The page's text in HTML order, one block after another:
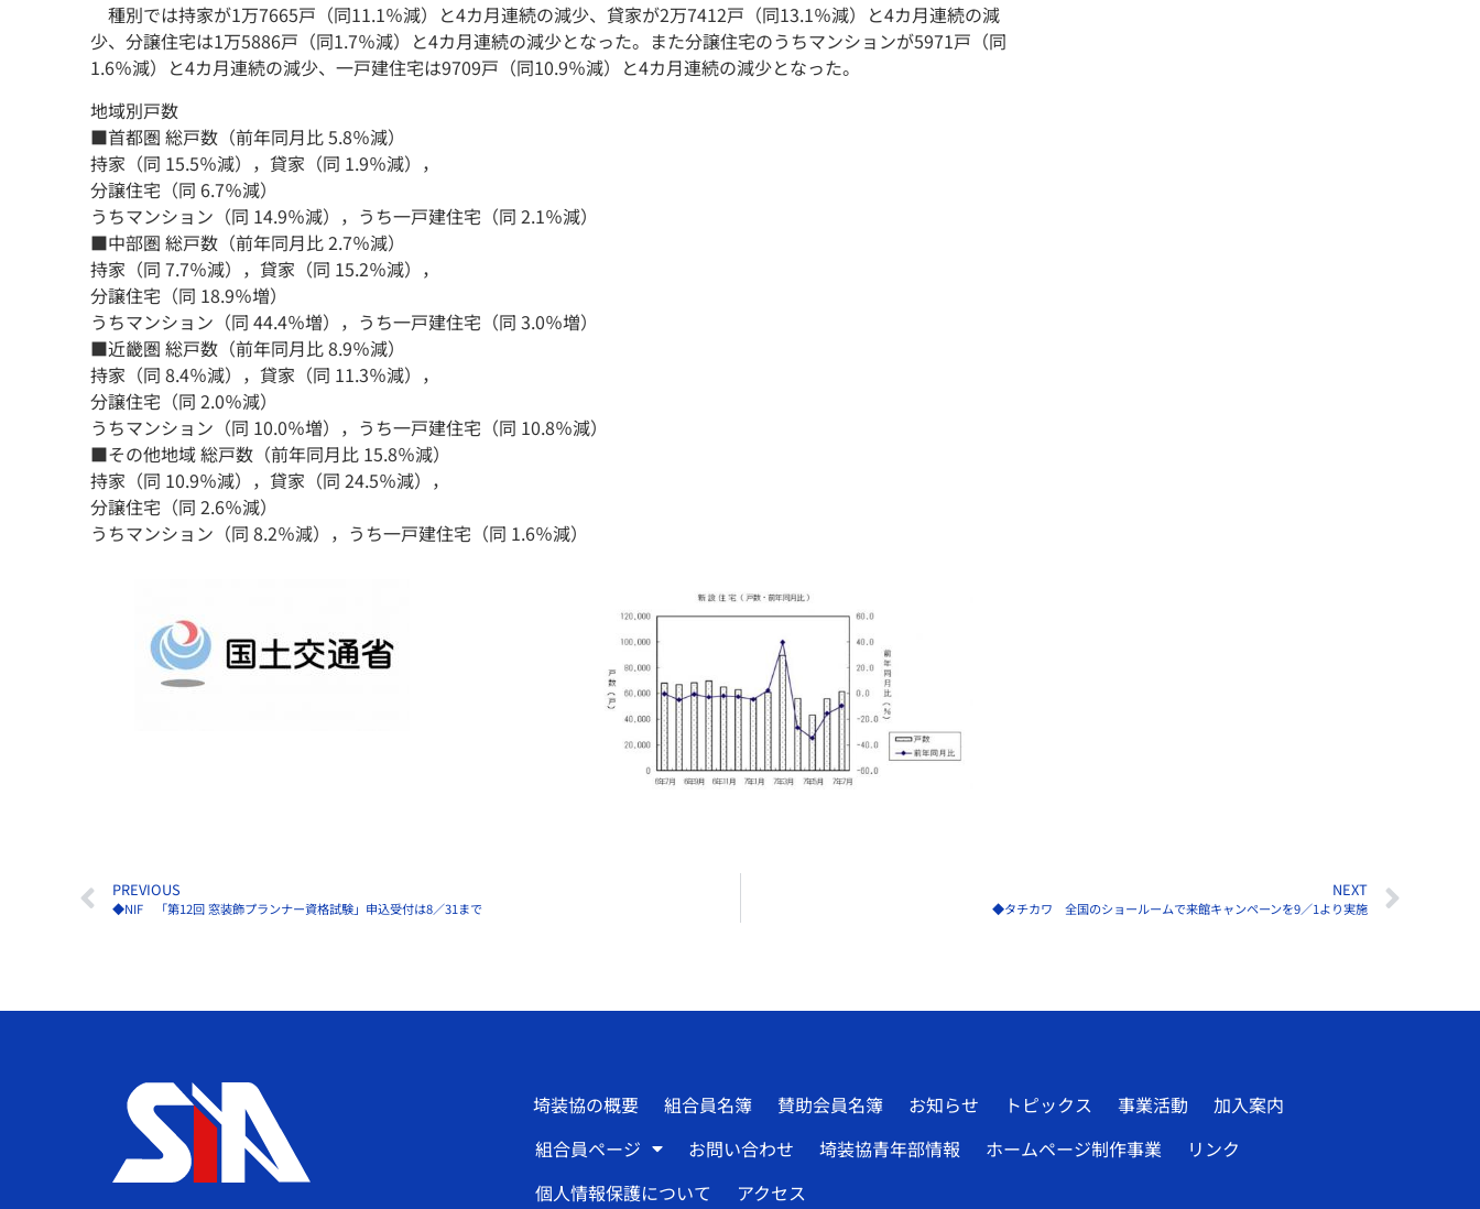
種別では持家が1万7665戸（同11.1％減）と4カ月連続の減少、貸家が2万7412戸（同13.1％減）と4カ月連続の減
少、分譲住宅は1万5886戸（同1.7％減）と4カ月連続の減少となった。また分譲住宅のうちマンションが5971戸（同
1.6％減）と4カ月連続の減少、一戸建住宅は9709戸（同10.9％減）と4カ月連続の減少となった。
地域別戸数
■首都圏 総戸数（前年同月比 5.8％減）
持家（同 15.5％減），貸家（同 1.9％減），
分譲住宅（同 6.7％減）
うちマンション（同 14.9％減），うち一戸建住宅（同 2.1％減）
■中部圏 総戸数（前年同月比 2.7％減）
持家（同 7.7％減），貸家（同 15.2％減），
分譲住宅（同 18.9％増）
うちマンション（同 44.4％増），うち一戸建住宅（同 3.0％増）
■近畿圏 総戸数（前年同月比 8.9％減）
持家（同 8.4％減），貸家（同 11.3％減），
分譲住宅（同 2.0％減）
うちマンション（同 10.0％増），うち一戸建住宅（同 10.8％減）
■その他地域 総戸数（前年同月比 15.8％減）
持家（同 10.9％減），貸家（同 24.5％減），
分譲住宅（同 2.6％減）
うちマンション（同 8.2％減），うち一戸建住宅（同 1.6％減）
PREVIOUS
◆NIF 「第12回 窓装飾プランナー資格試験」申込受付は8／31まで
NEXT
◆タチカワ 全国のショールームで来館キャンペーンを9／1より実施
埼装協の概要 組合員名簿 賛助会員名簿 お知らせ トピックス 事業活動
加入案内
組合員ページ
お問い合わせ 埼装協青年部情報 ホームページ制作事業
リンク
個人情報保護について
アクセス